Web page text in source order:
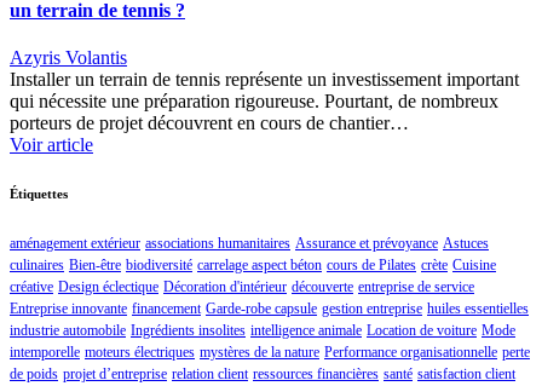
un terrain de tennis ?
Azyris Volantis
Installer un terrain de tennis représente un investissement important
qui nécessite une préparation rigoureuse. Pourtant, de nombreux
porteurs de projet découvrent en cours de chantier…
Voir article
Étiquettes
aménagement extérieur associations humanitaires Assurance et prévoyance Astuces
culinaires Bien-être biodiversité carrelage aspect béton cours de Pilates crète Cuisine
créative Design éclectique Décoration d'intérieur découverte entreprise de service
Entreprise innovante financement Garde-robe capsule gestion entreprise huiles essentielles
industrie automobile Ingrédients insolites intelligence animale Location de voiture Mode
intemporelle moteurs électriques mystères de la nature Performance organisationnelle perte
de poids projet d’entreprise relation client ressources financières santé satisfaction client